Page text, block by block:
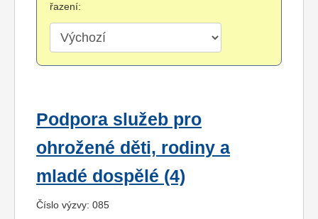
řazení:
Podpora služeb pro
ohrožené děti, rodiny a
mladé dospělé (4)
Číslo výzvy: 085